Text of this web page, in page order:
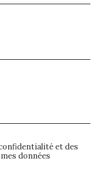
et des
données